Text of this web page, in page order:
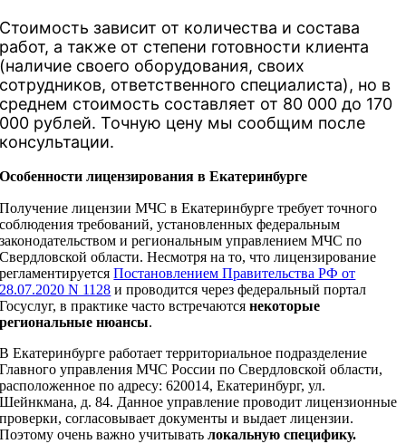
Стоимость зависит от количества и состава
работ, а также от степени готовности клиента
(наличие своего оборудования, своих
сотрудников, ответственного специалиста), но в
среднем стоимость составляет от 80 000 до 170
000 рублей. Точную цену мы сообщим после
консультации.
Особенности лицензирования в Екатеринбурге
Получение лицензии МЧС в Екатеринбурге требует точного
соблюдения требований, установленных федеральным
законодательством и региональным управлением МЧС по
Свердловской области. Несмотря на то, что лицензирование
регламентируетсяПостановлением Правительства РФ от
28.07.2020 N 1128 и проводится через федеральный портал
Госуслуг, в практике часто встречаютсянекоторые
региональные нюансы.
В Екатеринбурге работает территориальное подразделение
Главного управления МЧС России по Свердловской области,
расположенное по адресу: 620014, Екатеринбург, ул.
Шейнкмана, д. 84. Данное управление проводит лицензионные
проверки, согласовывает документы и выдает лицензии.
Поэтому очень важно учитыватьлокальную специфику.